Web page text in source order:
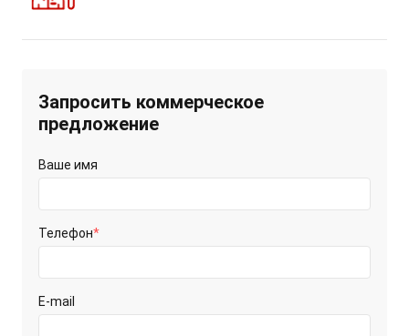
Запросить коммерческое
предложение
Ваше имя
Телефон*
E-mail